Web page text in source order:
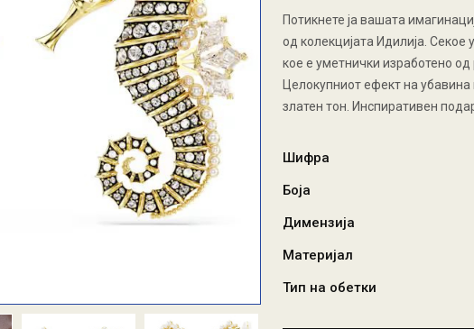
Потикнете ја вашата
од колекцијата Идилија.
кое е уметнички изработено
Целокупниот ефект на убавина
златен тон. Инспиративен
Шифра
Боја
Димензија
Материјал
Тип на обетки